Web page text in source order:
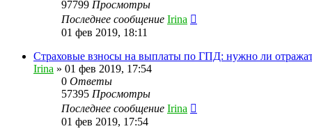
97799 Просмотры
Последнее сообщение Irina
01 фев 2019, 18:11
Страховые взносы на выплаты по ГПД: нужно ли
Irina » 01 фев 2019, 17:54
0 Ответы
57395 Просмотры
Последнее сообщение Irina
01 фев 2019, 17:54